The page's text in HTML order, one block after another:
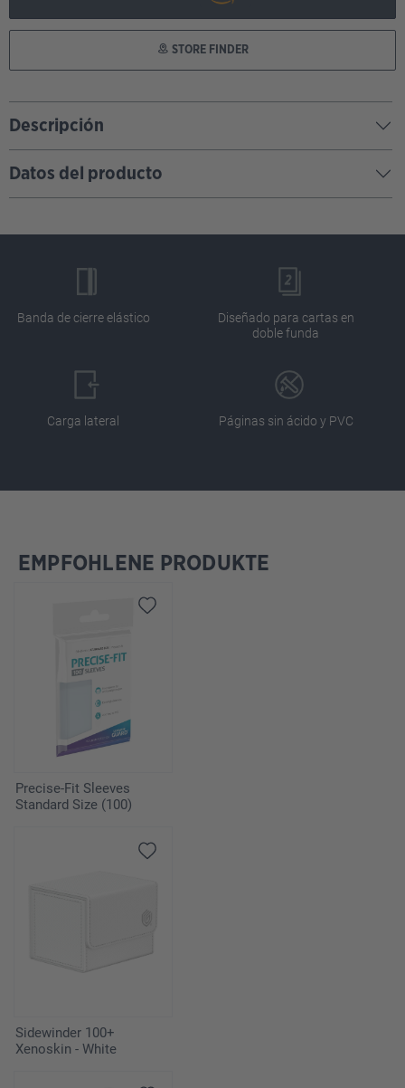
STORE FINDER
Descripción
Datos del producto
Banda de cierre elástico
Diseñado para cartas en
doble funda
Carga lateral Páginas sin ácido y PVC
Omitir la galería de productos
EMPFOHLENE PRODUKTE
Precise-Fit Sleeves
Standard Size (100)
Sidewinder 100+
Xenoskin - White